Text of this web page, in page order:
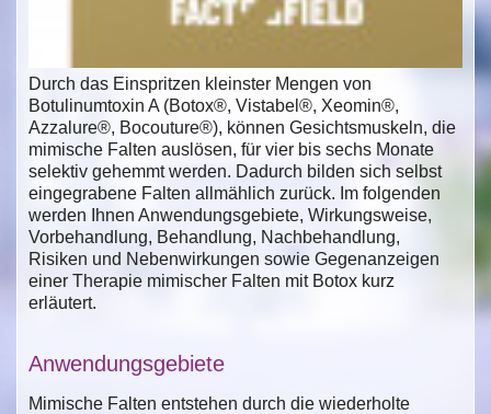
Durch das Einspritzen kleinster Mengen von
Botulinumtoxin A (Botox®, Vistabel®, Xeomin®,
Azzalure®, Bocouture®), können Gesichtsmuskeln, die
mimische Falten auslösen, für vier bis sechs Monate
selektiv gehemmt werden. Dadurch bilden sich selbst
eingegrabene Falten allmählich zurück. Im folgenden
werden Ihnen Anwendungsgebiete, Wirkungsweise,
Vorbehandlung, Behandlung, Nachbehandlung,
Risiken und Nebenwirkungen sowie Gegenanzeigen
einer Therapie mimischer Falten mit Botox kurz
erläutert.
Anwendungsgebiete
Mimische Falten entstehen durch die wiederholte